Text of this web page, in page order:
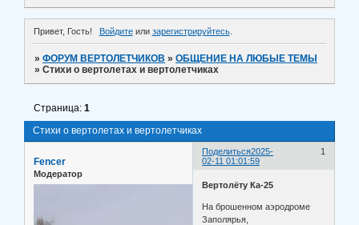
Привет, Гость! Войдитеили зарегистрируйтесь.
»ФОРУМ ВЕРТОЛЕТЧИКОВ »ОБЩЕНИЕ НА ЛЮБЫЕ ТЕМЫ
»Стихи о вертолетах и вертолетчиках
Стихи о вертолетах и вертолетчиках
Страница:1
Поделиться 1
2025-
02-11 01:01:59
Fencer
Модератор
Вертолёту Ка-25
На брошенном аэродроме
Заполярья,